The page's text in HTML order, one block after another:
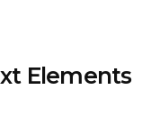
Elements